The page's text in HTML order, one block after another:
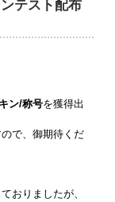
テスト配布
ン/称号を獲得出
で、御期待くだ
おりましたが、